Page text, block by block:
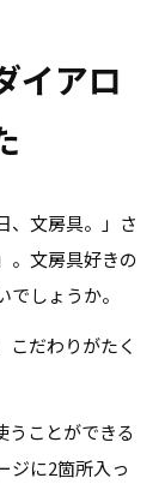
イアロ
、文房具。」さ
。文房具好きの
しょうか。
こだわりがたく
うことができる
ジに2箇所入っ